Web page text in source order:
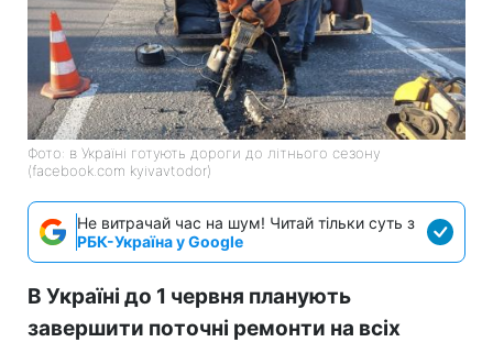
Фото: в Україні готують дороги до літнього сезону
(facebook.com kyivavtodor)
Не витрачай час на шум! Читай тільки суть з
РБК-Україна у Google
В Україні до 1 червня планують
завершити поточні ремонти на всіх